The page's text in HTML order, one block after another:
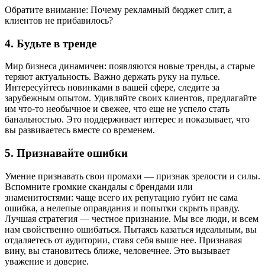
Обратите внимание: Почему рекламный бюджет слит, а
клиентов не прибавилось?
4. Будьте в тренде
Мир бизнеса динамичен: появляются новые тренды, а старые
теряют актуальность. Важно держать руку на пульсе.
Интересуйтесь новинками в вашей сфере, следите за
зарубежным опытом. Удивляйте своих клиентов, предлагайте
им что-то необычное и свежее, что еще не успело стать
банальностью. Это поддерживает интерес и показывает, что
вы развиваетесь вместе со временем.
5. Признавайте ошибки
Умение признавать свои промахи — признак зрелости и силы.
Вспомните громкие скандалы с брендами или
знаменитостями: чаще всего их репутацию губит не сама
ошибка, а нелепые оправдания и попытки скрыть правду.
Лучшая стратегия — честное признание. Мы все люди, и всем
нам свойственно ошибаться. Пытаясь казаться идеальным, вы
отдаляетесь от аудитории, ставя себя выше нее. Признавая
вину, вы становитесь ближе, человечнее. Это вызывает
уважение и доверие.